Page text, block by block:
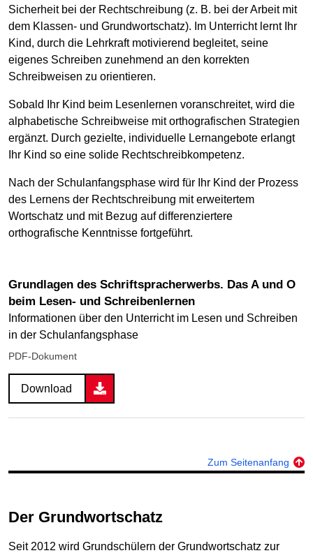
Sicherheit bei der Rechtschreibung (z. B. bei der Arbeit mit
dem Klassen- und Grundwortschatz). Im Unterricht lernt Ihr
Kind, durch die Lehrkraft motivierend begleitet, seine
eigenes Schreiben zunehmend an den korrekten
Schreibweisen zu orientieren.
Sobald Ihr Kind beim Lesenlernen voranschreitet, wird die
alphabetische Schreibweise mit orthografischen Strategien
ergänzt. Durch gezielte, individuelle Lernangebote erlangt
Ihr Kind so eine solide Rechtschreibkompetenz.
Nach der Schulanfangsphase wird für Ihr Kind der Prozess
des Lernens der Rechtschreibung mit erweitertem
Wortschatz und mit Bezug auf differenziertere
orthografische Kenntnisse fortgeführt.
Grundlagen des Schriftspracherwerbs. Das A und O
beim Lesen- und Schreibenlernen
Informationen über den Unterricht im Lesen und Schreiben
in der Schulanfangsphase
PDF-Dokument
Download
Zum Seitenanfang
Der Grundwortschatz
Seit 2012 wird Grundschülern der Grundwortschatz zur